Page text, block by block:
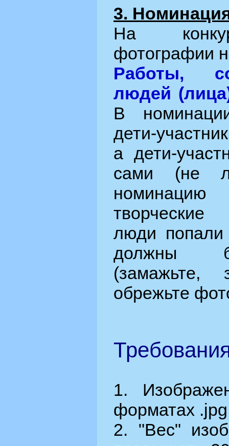
3.
На
фотографии
Работы,
людей
В
дети-
а дети-
сами (не
люди
должны
(замажьте,
обрежьте
1.
форматах
2. "Вес"